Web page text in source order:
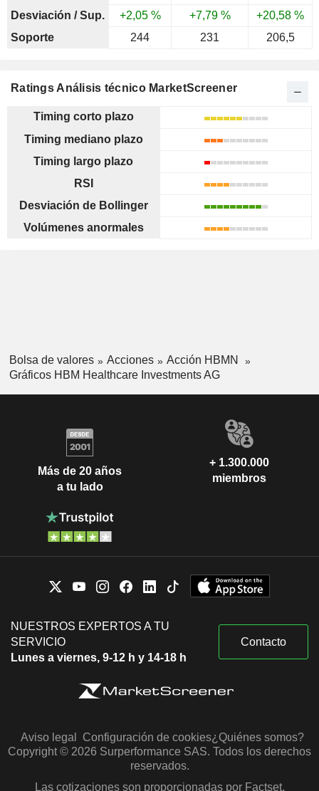
Desviación / Sup.
+2,05 % +7,79 %
+20,58 %
Soporte
244 231 206,5
Ratings Análisis técnico MarketScreener
Timing corto plazo
Timing mediano plazo
Timing largo plazo
RSI
Desviación de Bollinger
Volúmenes anormales
Bolsa de valores Acciones
Acción HBMN
Gráficos HBM Healthcare Investments AG
Más de 20 años
a tu lado
+ 1.300.000
miembros
NUESTROS EXPERTOS A TU
SERVICIO
Lunes a viernes, 9-12 h y 14-18 h
Contacto
Aviso legal Configuración de cookies¿Quiénes somos?
Copyright © 2026 Surperformance SAS. Todos los derechos
reservados.
Las cotizaciones son proporcionadas por Factset,